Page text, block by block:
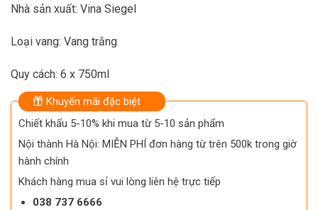
Nhà sản xuất: Vina Siegel
Loại vang: Vang trắng
Quy cách: 6 x 750ml
Khuyến mãi đặc biệt
Chiết khấu 5-10% khi mua từ 5-10 sản phẩm
Nội thành Hà Nội: MIỄN PHÍ đơn hàng từ trên 500k trong giờ
hành chính
Khách hàng mua sỉ vui lòng liên hệ trực tiếp
038 737 6666